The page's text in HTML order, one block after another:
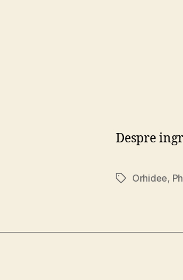
Despre
TagsOrhidee,